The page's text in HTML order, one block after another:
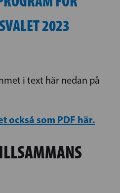
2023
i text här nedan på
också som PDF här.